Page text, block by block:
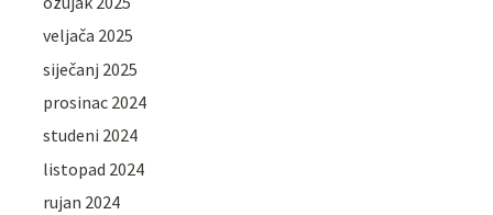
veljača 2025
siječanj 2025
prosinac 2024
studeni 2024
listopad 2024
rujan 2024